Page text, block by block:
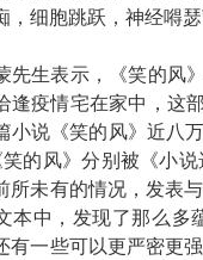
，细胞跳跃，神经嘚瑟”
表示，《笑的风》
逢疫情宅在家中，这
小说《笑的风》近八
的风》分别被《小
所未有的情况，发表
本中，发现了那么多
有一些可以更严密更